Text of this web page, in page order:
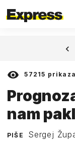
57215 prikaza
nam
PIŠE Sergej